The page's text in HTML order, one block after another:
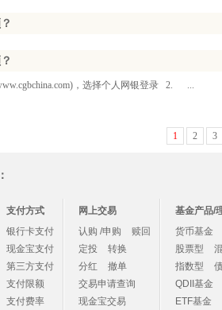
，选择个人网银登录 2. ...
1 2 3
支付方式
银行卡支付
现金宝支付
第三方支付
支付限额
支付费率
网上交易
认购 /申购
赎回
定投
转换
分红
撤单
交易申请查询
现金宝交易
基金产品/
货币基金
股票型
指数型
QDII基金
ETF基金